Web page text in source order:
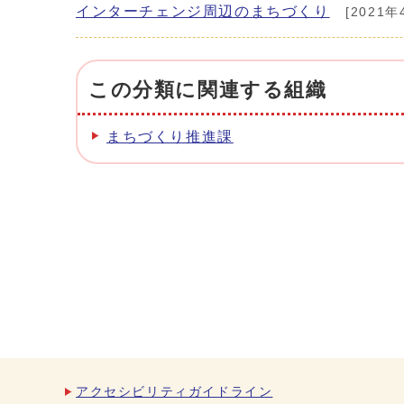
インターチェンジ周辺のまちづくり [2021年
この分類に関連する組織
まちづくり推進課
アクセシビリティガイドライン